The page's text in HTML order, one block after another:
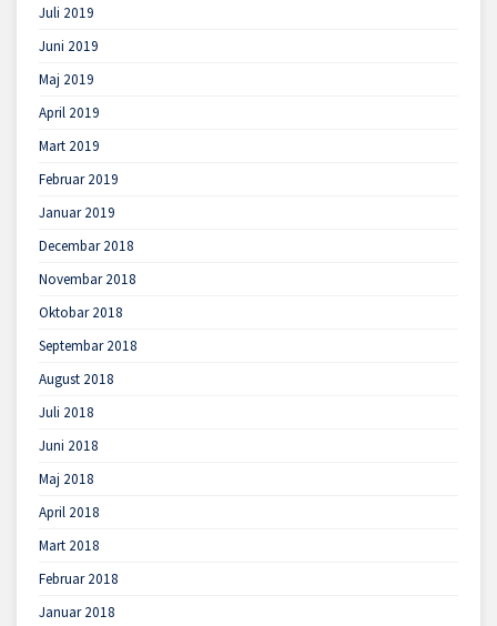
Juli 2019
Juni 2019
Maj 2019
April 2019
Mart 2019
Februar 2019
Januar 2019
Decembar 2018
Novembar 2018
Oktobar 2018
Septembar 2018
August 2018
Juli 2018
Juni 2018
Maj 2018
April 2018
Mart 2018
Februar 2018
Januar 2018